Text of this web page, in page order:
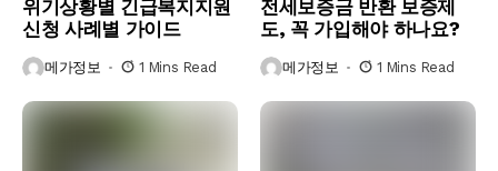
위기상황별 긴급복지지원
신청 사례별 가이드
메가정보 1 Mins Read
전세보증금 반환 보증제
도, 꼭 가입해야 하나요?
메가정보 1 Mins Read